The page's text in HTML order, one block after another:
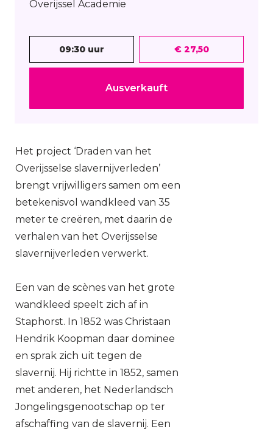
Overijssel Academie
09:30 uur € 27,50
Ausverkauft
Het project ‘Draden van het
Overijsselse slavernijverleden’
brengt vrijwilligers samen om een
betekenisvol wandkleed van 35
meter te creëren, met daarin de
verhalen van het Overijsselse
slavernijverleden verwerkt.
Een van de scènes van het grote
wandkleed speelt zich af in
Staphorst. In 1852 was Christaan
Hendrik Koopman daar dominee
en sprak zich uit tegen de
slavernij. Hij richtte in 1852, samen
met anderen, het Nederlandsch
Jongelingsgenootschap op ter
afschaffing van de slavernij. Een